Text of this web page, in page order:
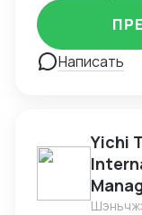
Написать
Yichi